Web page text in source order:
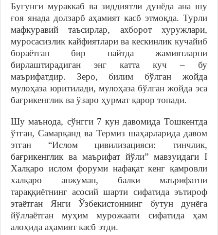
Бугунги мураккаб ва зиддиятли дунёда ана шу
ғоя янада долзарб аҳамият касб этмоқда. Турли
мафкуравий таъсирлар, ахборот хуружлари,
муросасизлик кайфиятлари ва кескинлик кучайиб
бораётган бир пайтда жамиятларни
бирлаштирадиган энг катта куч – бу
маърифатдир. Зеро, билим бўлган жойда
мулоҳаза юритилади, мулоҳаза бўлган жойда эса
бағрикенглик ва ўзаро ҳурмат қарор топади.
Шу маънода, сўнгги 7 кун давомида Тошкентда
ўтган, Самарқанд ва Термиз шаҳарларида давом
этган “Ислом цивилизацияси: тинчлик,
бағрикенглик ва маърифат йўли” мавзуидаги I
Халқаро ислом форуми нафақат кенг қамровли
халқаро анжуман, балки маърифатни
тараққиётнинг асосий шарти сифатида эътироф
этаётган Янги Ўзбекистоннинг бутун дунёга
йўллаётган муҳим мурожаати сифатида ҳам
алоҳида аҳамият касб этди.